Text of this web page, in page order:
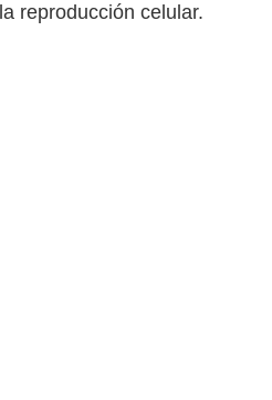
reproducción celular.